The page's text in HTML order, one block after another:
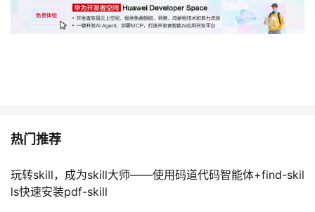
热门推荐
玩转skill，成为skill大师——使用码道代码智能体+find-skil
ls快速安装pdf-skill